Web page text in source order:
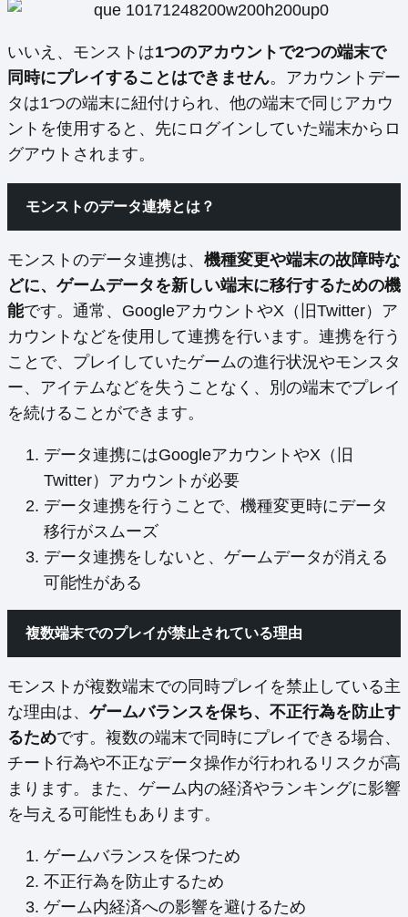
いいえ、モンストは1つのアカウントで2つの端末で
同時にプレイすることはできません。アカウントデー
タは1つの端末に紐付けられ、他の端末で同じアカウ
ントを使用すると、先にログインしていた端末からロ
グアウトされます。
モンストのデータ連携とは？
モンストのデータ連携は、 機種変更や端末の故障時な
どに、ゲームデータを新しい端末に移行するための機
能です。通常、GoogleアカウントやX（旧Twitter）ア
カウントなどを使用して連携を行います。連携を行う
ことで、プレイしていたゲームの進行状況やモンスタ
ー、アイテムなどを失うことなく、別の端末でプレイ
を続けることができます。
データ連携にはGoogleアカウントやX（旧
Twitter）アカウントが必要
データ連携を行うことで、機種変更時にデータ
移行がスムーズ
データ連携をしないと、ゲームデータが消える
可能性がある
複数端末でのプレイが禁止されている理由
モンストが複数端末での同時プレイを禁止している主
な理由は、 ゲームバランスを保ち、不正行為を防止す
るためです。複数の端末で同時にプレイできる場合、
チート行為や不正なデータ操作が行われるリスクが高
まります。また、ゲーム内の経済やランキングに影響
を与える可能性もあります。
ゲームバランスを保つため
不正行為を防止するため
ゲーム内経済への影響を避けるため